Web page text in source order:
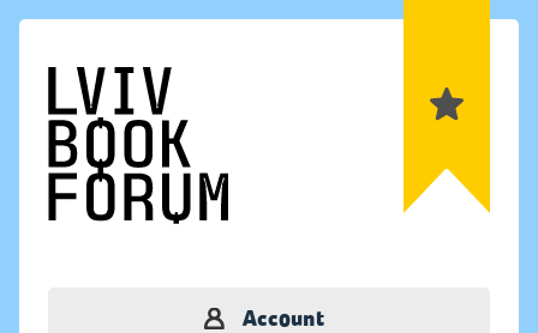
Account